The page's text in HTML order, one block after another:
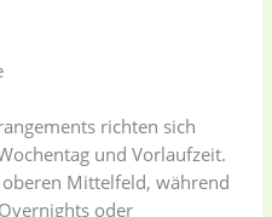
richten sich
und Vorlaufzeit.
Mittelfeld, während
oder